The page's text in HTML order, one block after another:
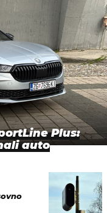
Plus:
auto